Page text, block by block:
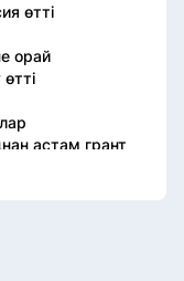
өтті
орай
астам грант